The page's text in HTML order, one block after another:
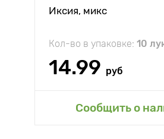
Иксия, микс
Кол-во в упаковке: 10
14.99 руб
Сообщить о